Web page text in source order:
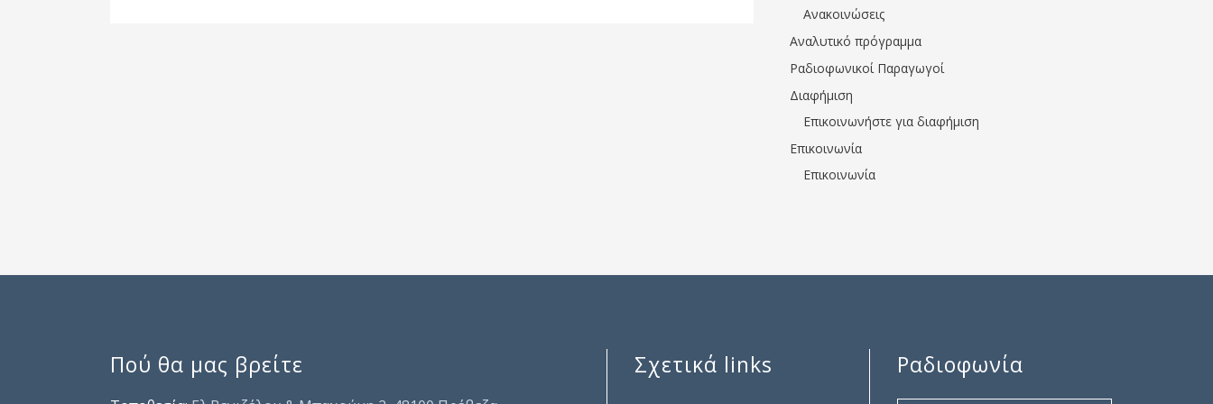
Ανακοινώσεις
Αναλυτικό πρόγραμμα
Ραδιοφωνικοί Παραγωγοί
Διαφήμιση
Επικοινωνήστε για διαφήμιση
Επικοινωνία
Επικοινωνία
Πού θα μας βρείτε Σχετικά links Ραδιοφωνία